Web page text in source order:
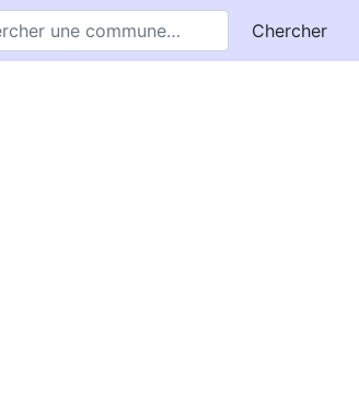
Chercher